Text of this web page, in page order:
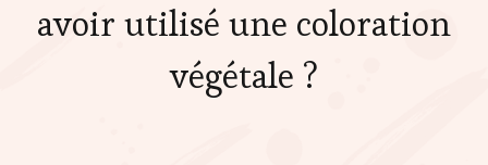
avoir utilisé une coloration
végétale ?